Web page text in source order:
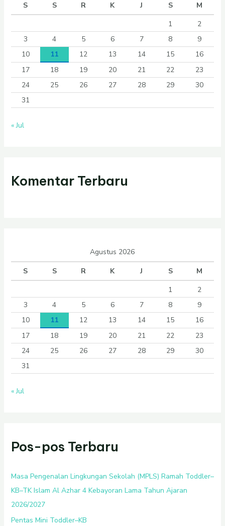
S
S R K J S
M
1
2
3
4 5 6 7 8
9
10
11 12 13 14 15
16
17
18 19 20 21 22
23
24
25 26 27 28 29
30
31
« Jul
Komentar Terbaru
Agustus 2026
S
S R K J S
M
1
2
3
4 5 6 7 8
9
10
11 12 13 14 15
16
17
18 19 20 21 22
23
24
25 26 27 28 29
30
31
« Jul
Pos-pos Terbaru
Masa Pengenalan Lingkungan Sekolah (MPLS) Ramah Toddler–
KB–TK Islam Al Azhar 4 Kebayoran Lama Tahun Ajaran
2026/2027
Pentas Mini Toddler–KB